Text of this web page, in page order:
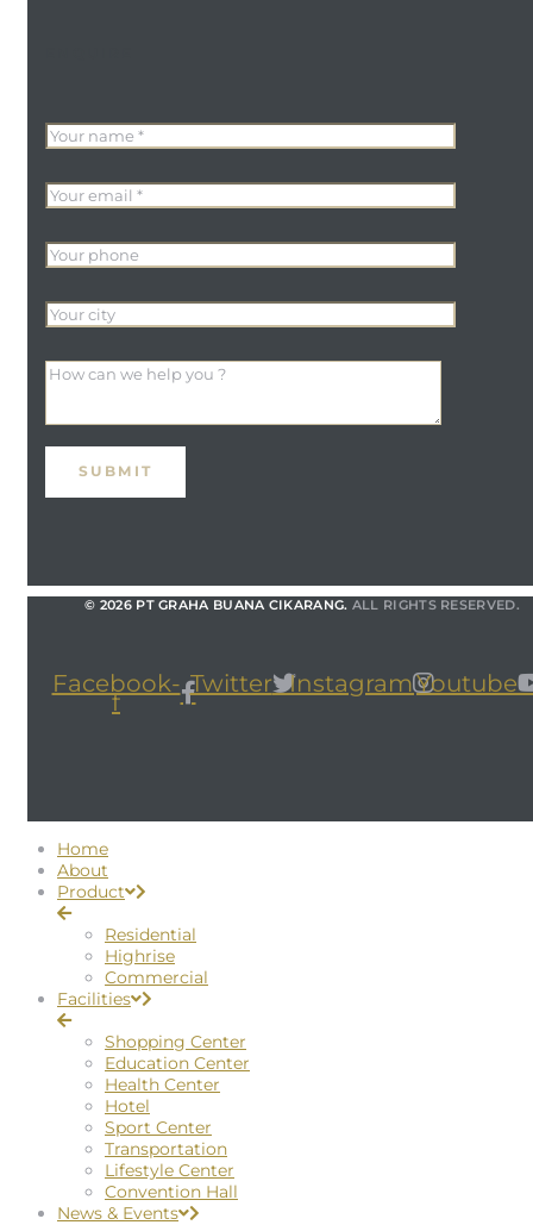
© 2026 PT GRAHA BUANA CIKARANG. ALL RIGHTS RESERVED.
Facebook-
f
Twitter InstagramYoutube
Home
About
Product
Residential
Highrise
Commercial
Facilities
Shopping Center
Education Center
Health Center
Hotel
Sport Center
Transportation
Lifestyle Center
Convention Hall
News & Events